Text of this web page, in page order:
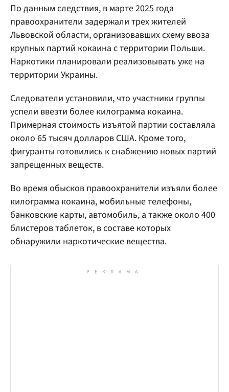
По данным следствия, в марте 2025 года
правоохранители задержали трех жителей
Львовской области, организовавших схему ввоза
крупных партий кокаина с территории Польши.
Наркотики планировали реализовывать уже на
территории Украины.
Следователи установили, что участники группы
успели ввезти более килограмма кокаина.
Примерная стоимость изъятой партии составляла
около 65 тысяч долларов США. Кроме того,
фигуранты готовились к снабжению новых партий
запрещенных веществ.
Во время обысков правоохранители изъяли более
килограмма кокаина, мобильные телефоны,
банковские карты, автомобиль, а также около 400
блистеров таблеток, в составе которых
обнаружили наркотические вещества.